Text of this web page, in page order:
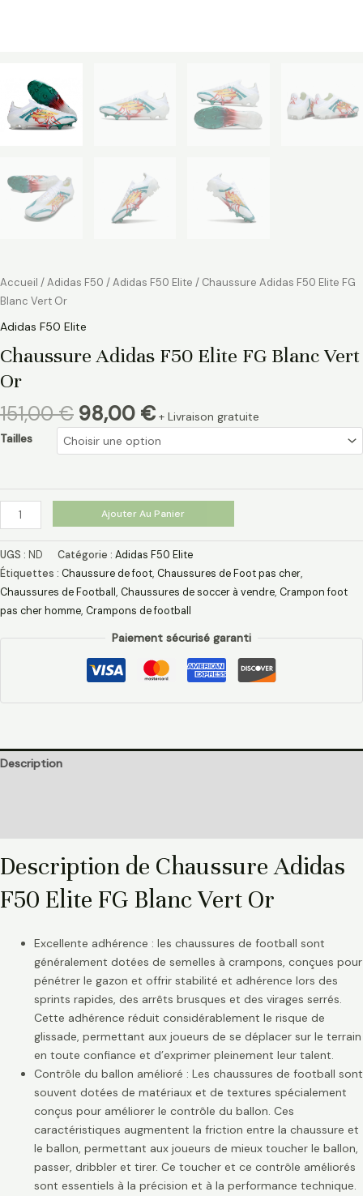
Accueil /Adidas F50 /Adidas F50 Elite / Chaussure Adidas F50 Elite FG
Blanc Vert Or
Adidas F50 Elite
Chaussure Adidas F50 Elite FG Blanc Vert
Or
151,00€ 98,00 € + Livraison gratuite
Tailles
Ajouter Au Panier
UGS : ND Catégorie : Adidas F50 Elite
Étiquettes : Chaussure de foot, Chaussures de Foot pas cher,
Chaussures de Football , Chaussures de soccer à vendre, Crampon foot
pas cher homme, Crampons de football
Paiement sécurisé garanti
Description
Description de Chaussure Adidas
F50 Elite FG Blanc Vert Or
Excellente adhérence : les chaussures de football sont
généralement dotées de semelles à crampons, conçues pour
pénétrer le gazon et offrir stabilité et adhérence lors des
sprints rapides, des arrêts brusques et des virages serrés.
Cette adhérence réduit considérablement le risque de
glissade, permettant aux joueurs de se déplacer sur le terrain
en toute confiance et d’exprimer pleinement leur talent.
Contrôle du ballon amélioré : Les chaussures de football sont
souvent dotées de matériaux et de textures spécialement
conçus pour améliorer le contrôle du ballon. Ces
caractéristiques augmentent la friction entre la chaussure et
le ballon, permettant aux joueurs de mieux toucher le ballon,
passer, dribbler et tirer. Ce toucher et ce contrôle améliorés
sont essentiels à la précision et à la performance technique.